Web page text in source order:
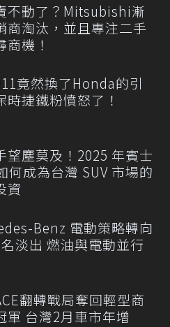
不動了？Mitsubishi漸
商淘汰，並且專注二手
商機！
竟然換了Honda的引
時捷鐵粉憤怒了！
望塵莫及！2025 年賓士
何成為台灣 SUV 市場的
資
Benz 電動策略轉向
淡出 燃油與電動並行
翻轉戰局奪回輕型商
軍 台灣2月車市年增